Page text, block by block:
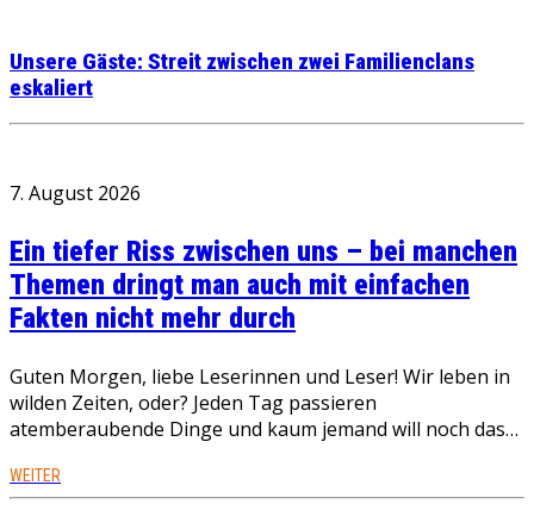
Unsere Gäste: Streit zwischen zwei Familienclans
eskaliert
7. August 2026
Ein tiefer Riss zwischen uns – bei manchen
Themen dringt man auch mit einfachen
Fakten nicht mehr durch
Guten Morgen, liebe Leserinnen und Leser! Wir leben in
wilden Zeiten, oder? Jeden Tag passieren
atemberaubende Dinge und kaum jemand will noch das…
WEITER